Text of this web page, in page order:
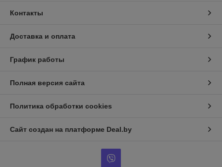
Контакты
Доставка и оплата
График работы
Полная версия сайта
Политика обработки cookies
Сайт создан на платформе Deal.by